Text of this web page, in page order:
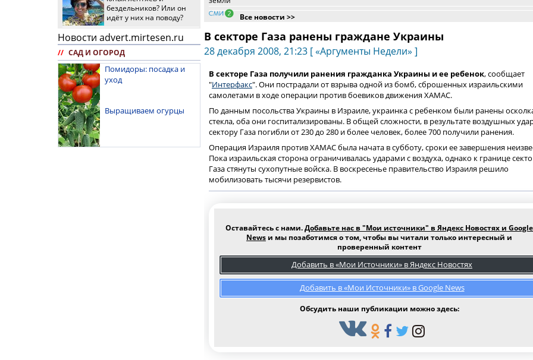
бездельников? Или он
идёт у них на поводу?
Новости advert.mirtesen.ru
// САД И ОГОРОД
Помидоры: посадка и
уход
Выращиваем огурцы
Все новости >>
В секторе Газа ранены граждане Украины
28 декабря 2008, 21:23 [ «Аргументы Недели» ]
В секторе Газа получили ранения гражданка Украины и ее ребенок, сообщает
"Интерфакс". Они пострадали от взрыва одной из бомб, сброшенных израильскими
самолетами в ходе операции против боевиков движения ХАМАС.
По данным посольства Украины в Израиле, украинка с ребенком были ранены
стекла, оба они госпитализированы. В общей сложности, в результате воздушных
сектору Газа погибли от 230 до 280 и более человек, более 700 получили ранения.
Операция Израиля против ХАМАС была начата в субботу, сроки ее завершения
Пока израильская сторона ограничивалась ударами с воздуха, однако к границе
Газа стянуты сухопутные войска. В воскресенье правительство Израиля решило
мобилизовать тысячи резервистов.
Оставайтесь с нами.Добавьте нас в "Мои источники" в Яндекс Новостях и Google
News и мы позаботимся о том, чтобы вы читали только интересный и
проверенный контент
Добавить в «Мои Источники» в Яндекс Новостях
Добавить в «Мои Источники» в Google News
Обсудить наши публикации можно здесь: